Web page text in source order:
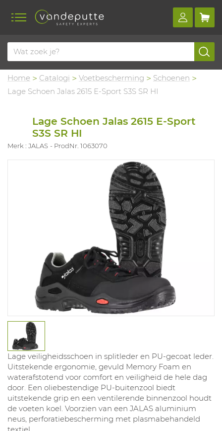
Home Catalogi Voetbescherming
Schoenen
Lage Schoen Jalas 2615 E-Sport S3S SR HI
Lage Schoen Jalas 2615 E-Sport
S3S SR HI
Merk : JALAS ProdNr. 1063070
Lage veiligheidsschoen in splitleder en PU-gecoat leder.
Uitstekende ergonomie, gevuld Memory Foam en
waterafstotend voor comfort en veiligheid de hele dag
door. Een oliebestendige PU-buitenzool biedt
uitstekende grip en een ventilerende binnenzool houdt
de voeten koel. Voorzien van een JALAS aluminium
neus, perforatiebescherming met plasmabehandeld